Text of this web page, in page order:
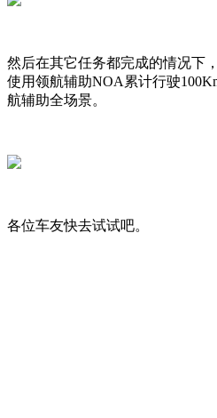
然后在其它任务都完成的情况下
使用领航辅助NOA累计行驶
航辅助全场景。
各位车友快去试试吧。